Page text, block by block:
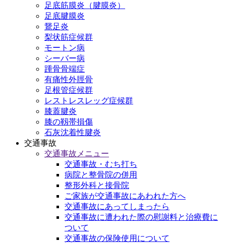
足底筋膜炎（腱膜炎）
足底腱膜炎
鵞足炎
梨状筋症候群
モートン病
シーバー病
踵骨骨端症
有痛性外脛骨
足根管症候群
レストレスレッグ症候群
膝蓋腱炎
膝の靱帯損傷
石灰沈着性腱炎
交通事故
交通事故メニュー
交通事故・むち打ち
病院と整骨院の併用
整形外科と接骨院
ご家族が交通事故にあわれた方へ
交通事故にあってしまったら
交通事故に遭われた際の慰謝料と治療費に
ついて
交通事故の保険使用について